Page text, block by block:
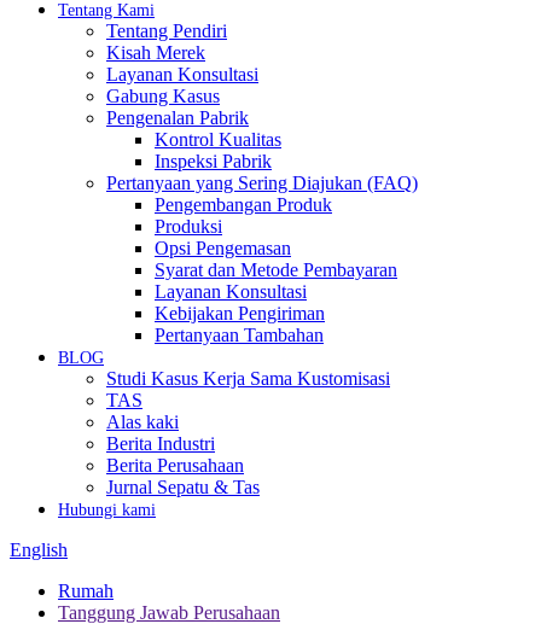
Tentang Kami
Tentang Pendiri
Kisah Merek
Layanan Konsultasi
Gabung Kasus
Pengenalan Pabrik
Kontrol Kualitas
Inspeksi Pabrik
Pertanyaan yang Sering Diajukan (FAQ)
Pengembangan Produk
Produksi
Opsi Pengemasan
Syarat dan Metode Pembayaran
Layanan Konsultasi
Kebijakan Pengiriman
Pertanyaan Tambahan
BLOG
Studi Kasus Kerja Sama Kustomisasi
TAS
Alas kaki
Berita Industri
Berita Perusahaan
Jurnal Sepatu & Tas
Hubungi kami
English
Rumah
Tanggung Jawab Perusahaan